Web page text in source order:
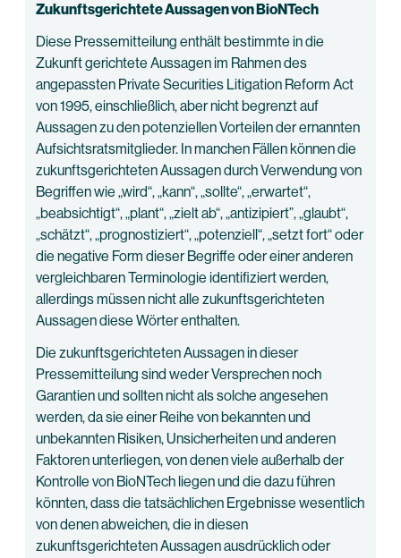
Zukunftsgerichtete Aussagen von BioNTech
Diese Pressemitteilung enthält bestimmte in die
Zukunft gerichtete Aussagen im Rahmen des
angepassten Private Securities Litigation Reform Act
von 1995, einschließlich, aber nicht begrenzt auf
Aussagen zu den potenziellen Vorteilen der ernannten
Aufsichtsratsmitglieder. In manchen Fällen können die
zukunftsgerichteten Aussagen durch Verwendung von
Begriffen wie „wird“, „kann“, „sollte“, „erwartet“,
„beabsichtigt“, „plant“, „zielt ab“, „antizipiert”, „glaubt“,
„schätzt“, „prognostiziert“, „potenziell“, „setzt fort“ oder
die negative Form dieser Begriffe oder einer anderen
vergleichbaren Terminologie identifiziert werden,
allerdings müssen nicht alle zukunftsgerichteten
Aussagen diese Wörter enthalten.
Die zukunftsgerichteten Aussagen in dieser
Pressemitteilung sind weder Versprechen noch
Garantien und sollten nicht als solche angesehen
werden, da sie einer Reihe von bekannten und
unbekannten Risiken, Unsicherheiten und anderen
Faktoren unterliegen, von denen viele außerhalb der
Kontrolle von BioNTech liegen und die dazu führen
könnten, dass die tatsächlichen Ergebnisse wesentlich
von denen abweichen, die in diesen
zukunftsgerichteten Aussagen ausdrücklich oder